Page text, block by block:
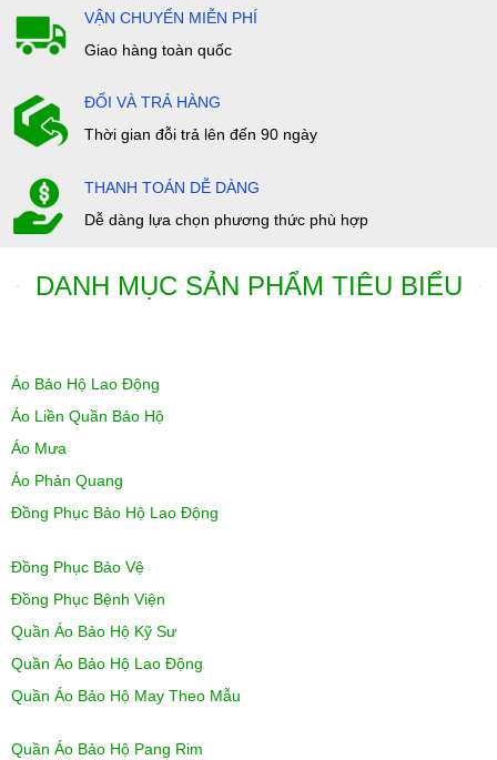
VẬN CHUYỂN MIỄN PHÍ
Giao hàng toàn quốc
ĐỔI VÀ TRẢ HÀNG
Thời gian đỗi trả lên đến 90 ngày
THANH TOÁN DỄ DÀNG
Dễ dàng lựa chọn phương thức phù hợp
DANH MỤC SẢN PHẨM TIÊU BIỂU
Áo Bảo Hộ Lao Động
Áo Liền Quần Bảo Hộ
Áo Mưa
Áo Phản Quang
Đồng Phục Bảo Hộ Lao Động
Đồng Phục Bảo Vệ
Đồng Phục Bệnh Viện
Quần Áo Bảo Hộ Kỹ Sư
Quần Áo Bảo Hộ Lao Động
Quần Áo Bảo Hộ May Theo Mẫu
Quần Áo Bảo Hộ Pang Rim